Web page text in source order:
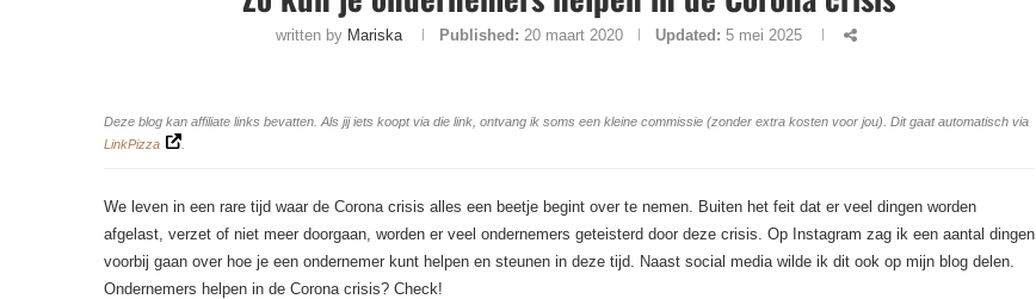
written by Mariska Published: 20 maart 2020 Updated: 5 mei 2025
Deze blog kan affiliate links bevatten. Als jij iets koopt via die link, ontvang ik soms een kleine commissie (zonder extra kosten voor jou). Dit gaat automatisch via
LinkPizza
We leven in een rare tijd waar de Corona crisis alles een beetje begint over te nemen. Buiten het feit dat er veel dingen worden
afgelast, verzet of niet meer doorgaan, worden er veel ondernemers geteisterd door deze crisis. Op Instagram zag ik een aantal dingen
voorbij gaan over hoe je een ondernemer kunt helpen en steunen in deze tijd. Naast social media wilde ik dit ook op mijn blog delen.
Ondernemers helpen in de Corona crisis? Check!